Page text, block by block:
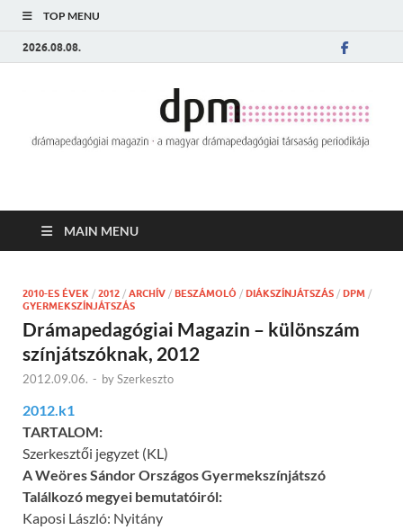
TOP MENU
2026.08.08.
MAIN MENU
2010-ES ÉVEK / 2012 / ARCHÍV / BESZÁMOLÓ / DIÁKSZÍNJÁTSZÁS / DPM /
GYERMEKSZÍNJÁTSZÁS
Drámapedagógiai Magazin – különszám
színjátszóknak, 2012
2012.09.06. - bySzerkeszto
2012.k1
TARTALOM:
Szerkesztői jegyzet (KL)
A Weöres Sándor Országos Gyermekszínjátszó
Találkozó megyei bemutatóiról:
Kaposi László: Nyitány